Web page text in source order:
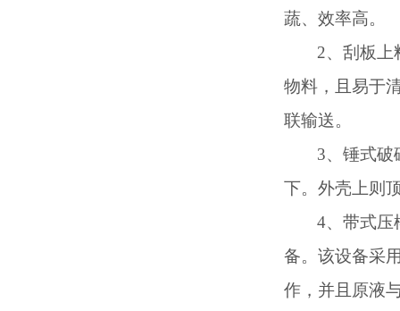
蔬、效率高。
2、 刮板上
物料，且易于
联输送。
3、 锤式破
下。外壳上则
4、 带式压
备。该设备采
作，并且原液